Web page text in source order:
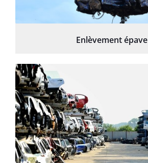
Enlèvement épave